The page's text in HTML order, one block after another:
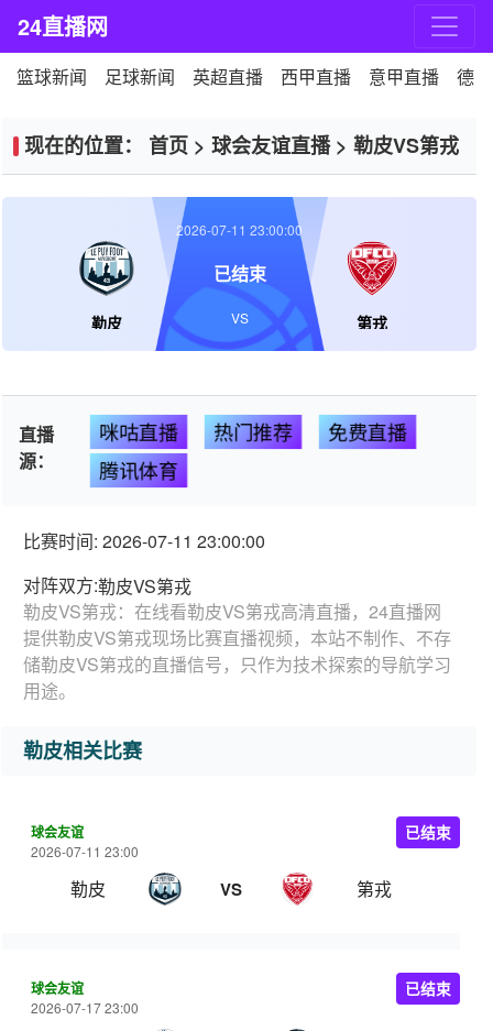
24直播网
篮球新闻 足球新闻 英超直播 西甲直播 意甲直播 德
现在的位置： 首页 > 球会友谊直播> 勒皮VS第戎
勒皮 第戎
2026-07-11 23:00:00
已结束
VS
直播
源：
咪咕直播 热门推荐 免费直播
腾讯体育
比赛时间: 2026-07-11 23:00:00
对阵双方:勒皮VS第戎
勒皮VS第戎：在线看勒皮VS第戎高清直播，24直播网
提供勒皮VS第戎现场比赛直播视频，本站不制作、不存
储勒皮VS第戎的直播信号，只作为技术探索的导航学习
用途。
勒皮相关比赛
球会友谊
2026-07-11 23:00
勒皮 VS 第戎
已结束
球会友谊
2026-07-17 23:00
已结束